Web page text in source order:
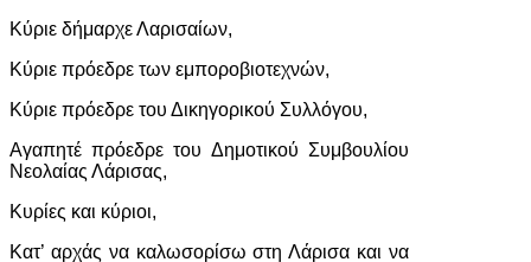
Κύριε δήμαρχε Λαρισαίων,
Κύριε πρόεδρε των εμποροβιοτεχνών,
Κύριε πρόεδρε του Δικηγορικού Συλλόγου,
Αγαπητέ πρόεδρε του Δημοτικού Συμβουλίου
Νεολαίας Λάρισας,
Κυρίες και κύριοι,
Κατ’ αρχάς να καλωσορίσω στη Λάρισα και να